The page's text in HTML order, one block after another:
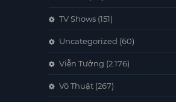
TV Shows (151)
Uncategorized (60)
Viễn Tưởng (2.176)
Võ Thuật (267)